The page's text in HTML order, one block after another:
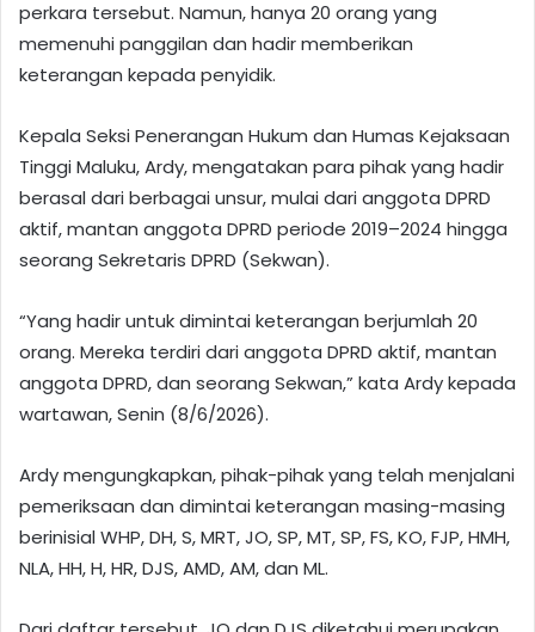
perkara tersebut. Namun, hanya 20 orang yang
memenuhi panggilan dan hadir memberikan
keterangan kepada penyidik.
Kepala Seksi Penerangan Hukum dan Humas Kejaksaan
Tinggi Maluku, Ardy, mengatakan para pihak yang hadir
berasal dari berbagai unsur, mulai dari anggota DPRD
aktif, mantan anggota DPRD periode 2019–2024 hingga
seorang Sekretaris DPRD (Sekwan).
“Yang hadir untuk dimintai keterangan berjumlah 20
orang. Mereka terdiri dari anggota DPRD aktif, mantan
anggota DPRD, dan seorang Sekwan,” kata Ardy kepada
wartawan, Senin (8/6/2026).
Ardy mengungkapkan, pihak-pihak yang telah menjalani
pemeriksaan dan dimintai keterangan masing-masing
berinisial WHP, DH, S, MRT, JO, SP, MT, SP, FS, KO, FJP, HMH,
NLA, HH, H, HR, DJS, AMD, AM, dan ML.